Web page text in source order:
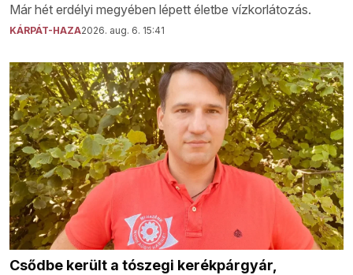
Már hét erdélyi megyében lépett életbe vízkorlátozás.
KÁRPÁT-HAZA2026. aug. 6. 15:41
Csődbe került a tószegi kerékpárgyár,